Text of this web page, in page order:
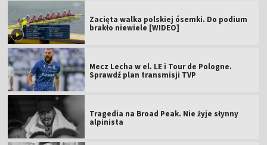
Zacięta walka polskiej ósemki. Do podium
brakło niewiele [WIDEO]
Mecz Lecha w el. LE i Tour de Pologne.
Sprawdź plan transmisji TVP
Tragedia na Broad Peak. Nie żyje słynny
alpinista